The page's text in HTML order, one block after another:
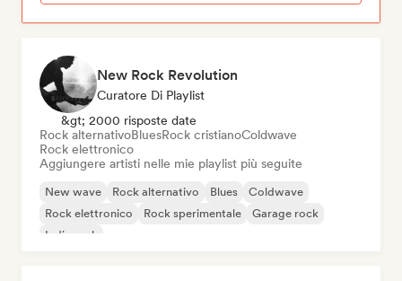
New Rock Revolution
Curatore Di Playlist
&gt; 2000 risposte date
Rock alternativoBluesRock cristianoColdwave
Rock elettronico
Aggiungere artisti nelle mie playlist più seguite
New wave Rock alternativo Blues
Coldwave
Rock elettronico
Rock sperimentale
Garage rock
Indie rock